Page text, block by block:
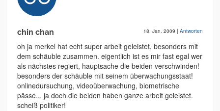
chin chan 18. Jan. 2009 | Antworten
oh ja merkel hat echt super arbeit geleistet, besonders mit
dem schäuble zusammen. eigentlich ist es mir fast egal wer
als nächstes regiert, hauptsache die beiden verschwinden!
besonders der schäuble mit seinem überwachungsstaat!
onlinedursuchung, videoüberwachung, biometrische
pässe... ja doch die beiden haben ganze arbeit geleistet.
scheiß politiker!